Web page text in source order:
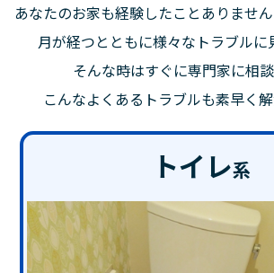
あなたのお家も経験したことありませ
月が経つとともに様々なトラブルに
そんな時はすぐに専門家に相談
こんなよくあるトラブルも素早く
トイレ系